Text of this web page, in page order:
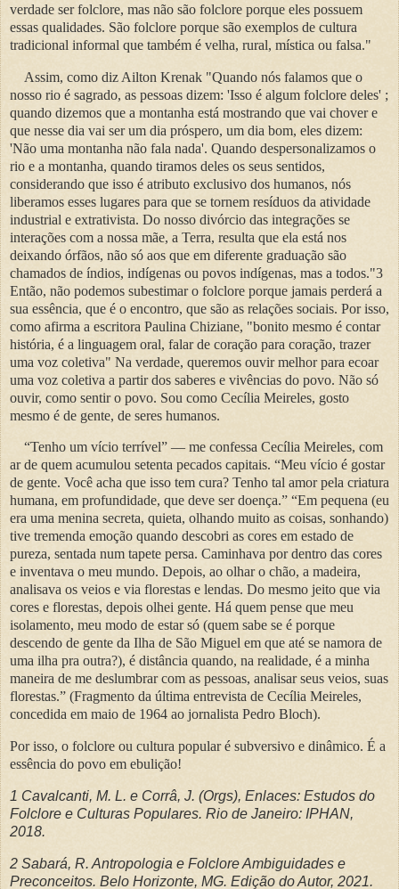
verdade ser folclore, mas não são folclore porque eles possuem
essas qualidades. São folclore porque são exemplos de cultura
tradicional informal que também é velha, rural, mística ou falsa."
Assim, como diz Ailton Krenak "Quando nós falamos que o
nosso rio é sagrado, as pessoas dizem: 'Isso é algum folclore deles' ;
quando dizemos que a montanha está mostrando que vai chover e
que nesse dia vai ser um dia próspero, um dia bom, eles dizem:
'Não uma montanha não fala nada'. Quando despersonalizamos o
rio e a montanha, quando tiramos deles os seus sentidos,
considerando que isso é atributo exclusivo dos humanos, nós
liberamos esses lugares para que se tornem resíduos da atividade
industrial e extrativista. Do nosso divórcio das integrações se
interações com a nossa mãe, a Terra, resulta que ela está nos
deixando órfãos, não só aos que em diferente graduação são
chamados de índios, indígenas ou povos indígenas, mas a todos."3
Então, não podemos subestimar o folclore porque jamais perderá a
sua essência, que é o encontro, que são as relações sociais. Por isso,
como afirma a escritora Paulina Chiziane, "bonito mesmo é contar
história, é a linguagem oral, falar de coração para coração, trazer
uma voz coletiva" Na verdade, queremos ouvir melhor para ecoar
uma voz coletiva a partir dos saberes e vivências do povo. Não só
ouvir, como sentir o povo. Sou como Cecília Meireles, gosto
mesmo é de gente, de seres humanos.
“Tenho um vício terrível” — me confessa Cecília Meireles, com
ar de quem acumulou setenta pecados capitais. “Meu vício é gostar
de gente. Você acha que isso tem cura? Tenho tal amor pela criatura
humana, em profundidade, que deve ser doença.” “Em pequena (eu
era uma menina secreta, quieta, olhando muito as coisas, sonhando)
tive tremenda emoção quando descobri as cores em estado de
pureza, sentada num tapete persa. Caminhava por dentro das cores
e inventava o meu mundo. Depois, ao olhar o chão, a madeira,
analisava os veios e via florestas e lendas. Do mesmo jeito que via
cores e florestas, depois olhei gente. Há quem pense que meu
isolamento, meu modo de estar só (quem sabe se é porque
descendo de gente da Ilha de São Miguel em que até se namora de
uma ilha pra outra?), é distância quando, na realidade, é a minha
maneira de me deslumbrar com as pessoas, analisar seus veios, suas
florestas.” (Fragmento da última entrevista de Cecília Meireles,
concedida em maio de 1964 ao jornalista Pedro Bloch).
Por isso, o folclore ou cultura popular é subversivo e dinâmico. É a
essência do povo em ebulição!
1 Cavalcanti, M. L. e Corrâ, J. (Orgs), Enlaces: Estudos do
Folclore e Culturas Populares. Rio de Janeiro: IPHAN,
2018.
2 Sabará, R. Antropologia e Folclore Ambiguidades e
Preconceitos. Belo Horizonte, MG. Edição do Autor, 2021.